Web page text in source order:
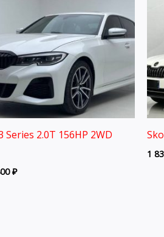
Series 2.0T 156HP 2WD
₽
1